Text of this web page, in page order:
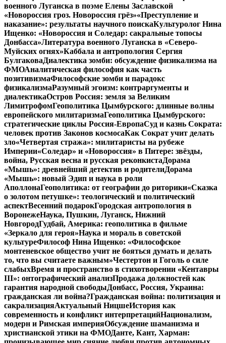
военного Луганска в поэме Елены Заславской
«Новороссия гроз. Новороссия грёз»«Преступление и
наказание»: результаты научного поискаКультуролог Нина
Ищенко: «Новороссия и Соледар: сакральные топосы
Донбасса»Литература военного Луганска в «Северо-
Муйских огнях»Каббала и антропология Сергия
БулгаковаДиалектика зомби: обсуждение физикализма на
ФМОАналитическая философия как часть
позитивизмаФилософские зомби и парадокс
физикализмаРазумный эгоизм: контраргументы и
диалектикаОстров Россия: земля за Великим
ЛимитрофомГеополитика Цымбурского: длинные волны
европейского милитаризмаГеополитика Цымбурского:
стратегические циклы Россия-ЕвропаСуд и казнь Сократа:
человек против Законов космосаКак Сократ учит делать
зло«Четвертая стража»: милитаристы на рубеже
Империи«Соледар» и «Новороссия» в Питере: звёзды,
война, Русская весна и русская реконкистаДорама
«Мышь»: древнейший детектив и родителиДорама
«Мышь»: новый Эдип и наука в роли
АполлонаГеополитика: от географии до риторики«Сказка
о золотом петушке»: теологический и политический
аспектВесенний подарокГородская антропология в
ВоронежеНаука, Пушкин, Луганск, Нижний
НовгородГудбай, Америка: геополитика в фильме
«Зеркало для героя»Наука и мораль в советской
культуреФилософ Нина Ищенко: «Философское
монтеневское общество учит не бояться думать и делать
то, что вы считаете важным»Честертон и Гоголь о силе
слабыхВремя и пространство в стихотворении «Кентавры
III»: онтографический анализПродажа должностей как
гарантия народной свободыДонбасс, Россия, Украина:
гражданская ли война?Гражданская война: политизация и
сакрализацияАктуальный НицшеИстория как
современность и конфликт интерпретацийНационализм,
модерн и Римская империяОбсуждение шаманизма и
христианской этики на ФМОДанте, Кант, Харман: